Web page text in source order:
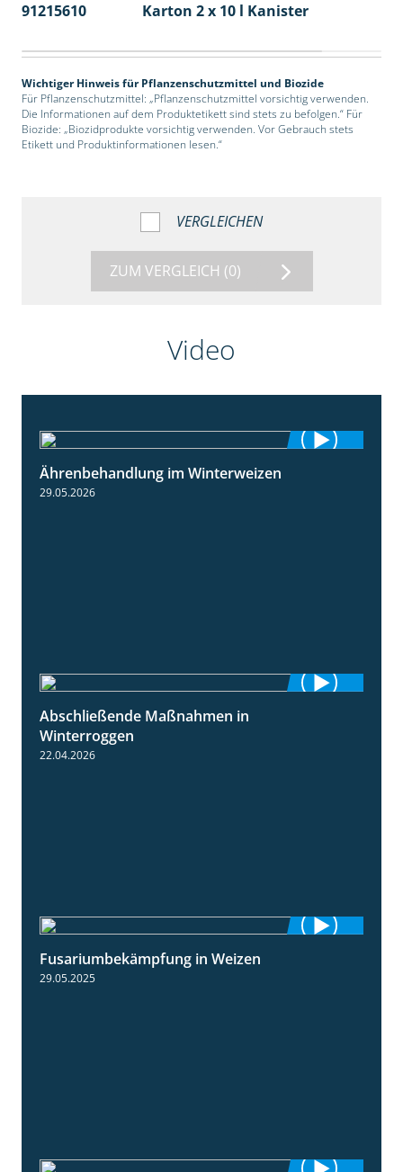
91215610
Karton 2 x 10 l Kanister
Wichtiger Hinweis für Pflanzenschutzmittel und Biozide
Für Pflanzenschutzmittel: „Pflanzenschutzmittel vorsichtig verwenden.
Die Informationen auf dem Produktetikett sind stets zu befolgen.“ Für
Biozide: „Biozidprodukte vorsichtig verwenden. Vor Gebrauch stets
Etikett und Produktinformationen lesen.“
VERGLEICHEN
ZUM VERGLEICH (0)
Video
Ährenbehandlung im Winterweizen
29.05.2026
Abschließende Maßnahmen in
Winterroggen
22.04.2026
Fusariumbekämpfung in Weizen
29.05.2025